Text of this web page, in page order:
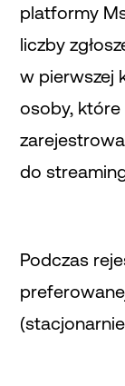
platformy
liczby
w pierwszej
osoby, które
do
Podczas